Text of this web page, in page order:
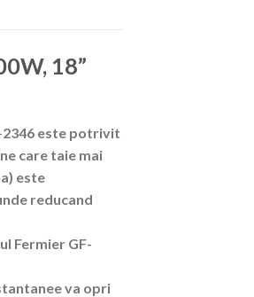
18”
2346 este potrivit
care taie mai
este
reducand
Fermier GF-
va opri